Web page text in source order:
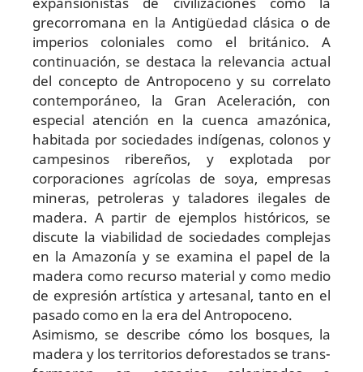
grecorromana en la Antigüedad clásica o de
imperios coloniales como el británico. A
continuación, se destaca la relevancia actual
del concepto de Antropoceno y su correlato
contemporáneo, la Gran Aceleración, con
especial atención en la cuenca amazónica,
habitada por sociedades indígenas, colonos y
campesinos ribereños, y ex­plotada por
corporaciones agrícolas de soya, empresas
mineras, petroleras y taladores ilegales de
madera. A partir de ejemplos históricos, se
discute la viabilidad de sociedades complejas
en la Amazonía y se examina el papel de la
madera como recurso material y como medio
de expresión artística y artesanal, tanto en el
pasado como en la era del Antropoceno.
Asimismo, se describe cómo los bosques, la
madera y los territorios deforestados se trans­